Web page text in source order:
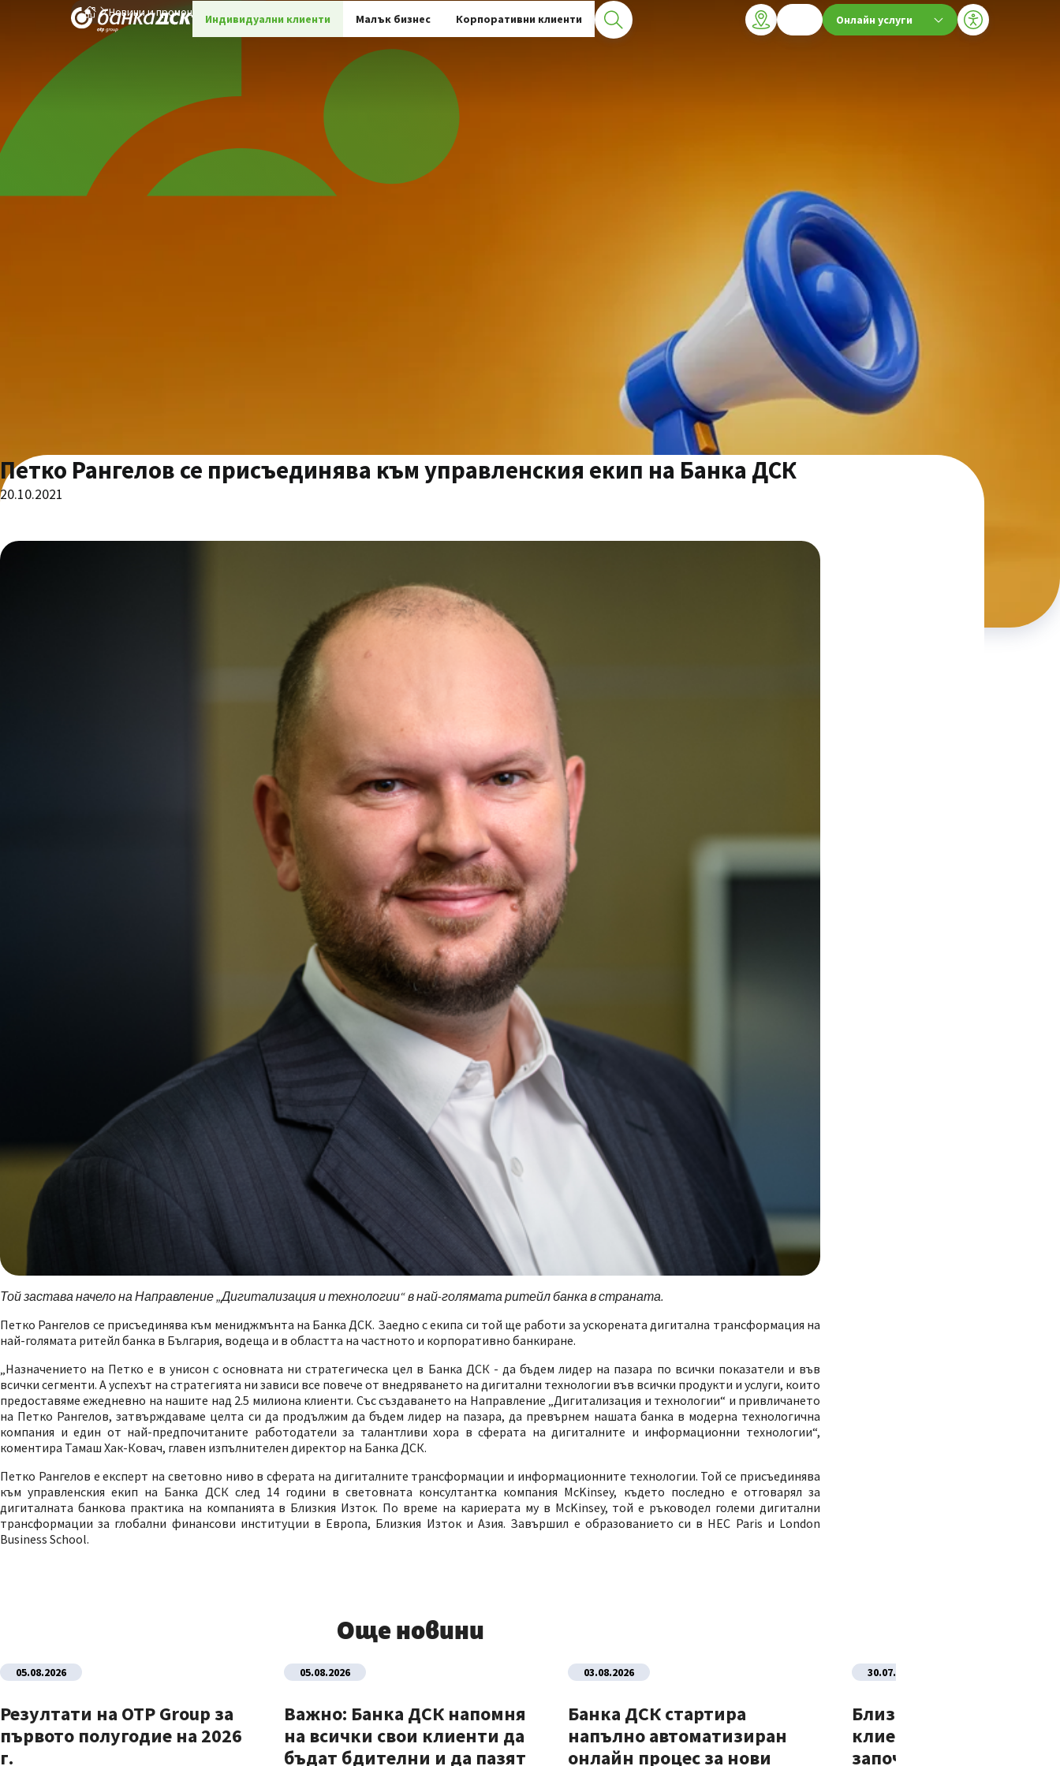
Индивидуални клиенти Малък бизнес Корпоративни клиенти Онлайн услуги
Новини и промоции
Петко Рангелов се присъединява към управленския екип на Банка ДСК
20.10.2021
Той застава начело на Направление „Дигитализация и технологии“ в най-голямата ритейл банка в страната.
Петко Рангелов се присъединява към мениджмънта на Банка ДСК. Заедно с екипа си той ще работи за ускорената дигитална трансформация на
най-голямата ритейл банка в България, водеща и в областта на частното и корпоративно банкиране.
„Назначението на Петко е в унисон с основната ни стратегическа цел в Банка ДСК - да бъдем лидер на пазара по всички показатели и във
всички сегменти. А успехът на стратегията ни зависи все повече от внедряването на дигитални технологии във всички продукти и услуги, които
предоставяме ежедневно на нашите над 2.5 милиона клиенти. Със създаването на Направление „Дигитализация и технологии“ и привличането
на Петко Рангелов, затвърждаваме целта си да продължим да бъдем лидер на пазара, да превърнем нашата банка в модерна технологична
компания и един от най-предпочитаните работодатели за талантливи хора в сферата на дигиталните и информационни технологии“,
коментира Тамаш Хак-Ковач, главен изпълнителен директор на Банка ДСК.
Петко Рангелов е експерт на световно ниво в сферата на дигиталните трансформации и информационните технологии. Той се присъединява
към управленския екип на Банка ДСК след 14 години в световната консултантка компания McKinsey, където последно е отговарял за
дигиталната банкова практика на компанията в Близкия Изток. По време на кариерата му в McKinsey, той е ръководел големи дигитални
трансформации за глобални финансови институции в Европа, Близкия Изток и Азия. Завършил е образованието си в HEC Paris и London
Business School.
Още новини
05.08.2026
Резултати на OTP Group за
първото полугодие на 2026
г.
05.08.2026
Важно: Банка ДСК напомня
на всички свои клиенти да
бъдат бдителни и да пазят
03.08.2026
Банка ДСК стартира
напълно автоматизиран
онлайн процес за нови
30.07.2026
Близо 70% от новите
клиенти на Банка ДСК
започват отношенията